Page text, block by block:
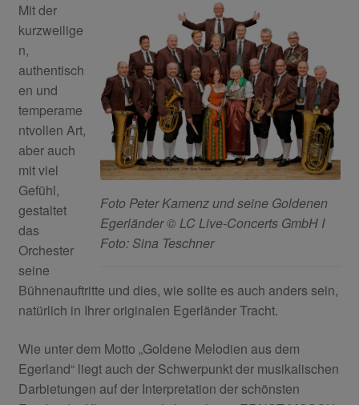
Foto Peter Kamenz und seine Goldenen
Egerländer © LC Live-Concerts GmbH I
Foto: Sina Teschner
Mit der
kurzweilige
n,
authentisch
en und
temperame
ntvollen Art,
aber auch
mit viel
Gefühl,
gestaltet
das
Orchester
seine
Bühnenauftritte und dies, wie sollte es auch anders sein,
natürlich in Ihrer originalen Egerländer Tracht.
Wie unter dem Motto „Goldene Melodien aus dem
Egerland“ liegt auch der Schwerpunkt der musikalischen
Darbietungen auf der Interpretation der schönsten